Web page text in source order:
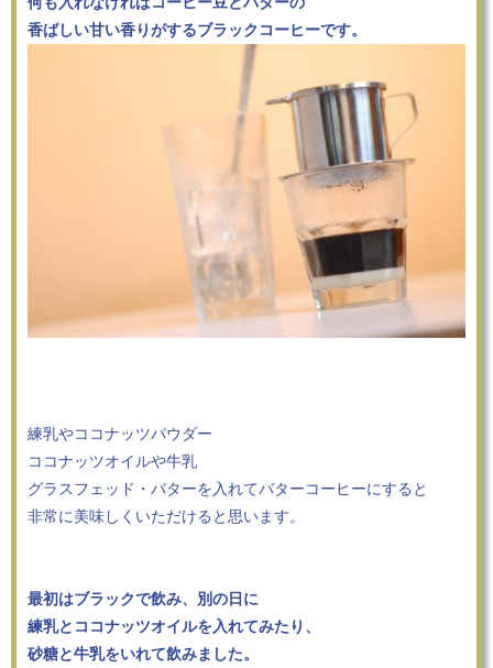
香ばしい甘い香りがするブラックコーヒーです。
練乳やココナッツパウダー
ココナッツオイルや牛乳
グラスフェッド・バターを入れてバターコーヒーにすると
非常に美味しくいただけると思います。
最初はブラックで飲み、別の日に
練乳とココナッツオイルを入れてみたり、
砂糖と牛乳をいれて飲みました。